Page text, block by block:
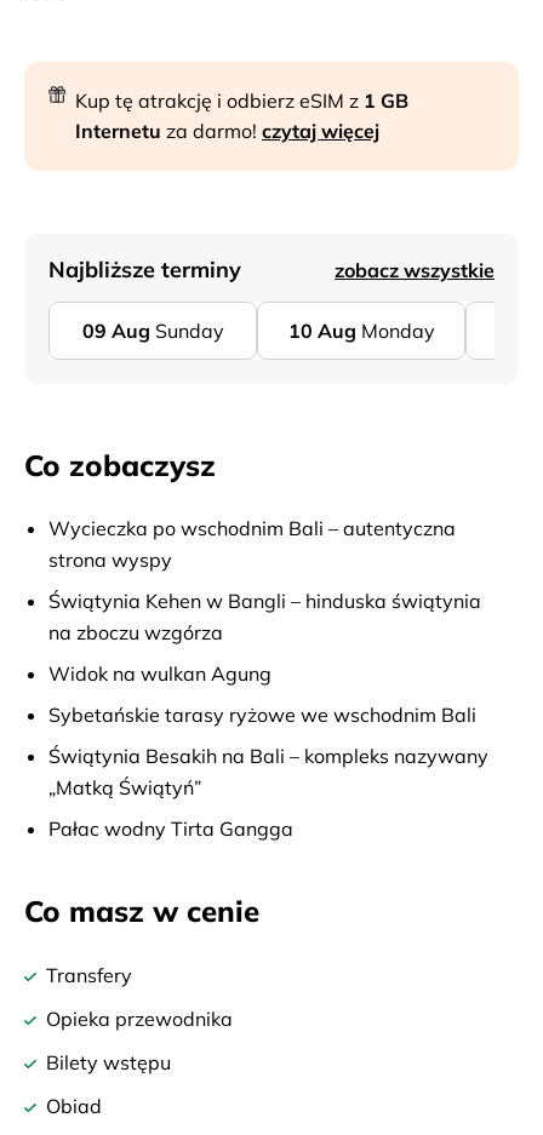
Kup tę atrakcję i odbierz eSIM z 1 GB
Internetu za darmo! czytaj więcej
Najbliższe terminy zobacz wszystkie
09 Aug Sunday 10 Aug Monday
Co zobaczysz
Wycieczka po wschodnim Bali – autentyczna
strona wyspy
Świątynia Kehen w Bangli – hinduska świątynia
na zboczu wzgórza
Widok na wulkan Agung
Sybetańskie tarasy ryżowe we wschodnim Bali
Świątynia Besakih na Bali – kompleks nazywany
„Matką Świątyń”
Pałac wodny Tirta Gangga
Co masz w cenie
Transfery
Opieka przewodnika
Bilety wstępu
Obiad